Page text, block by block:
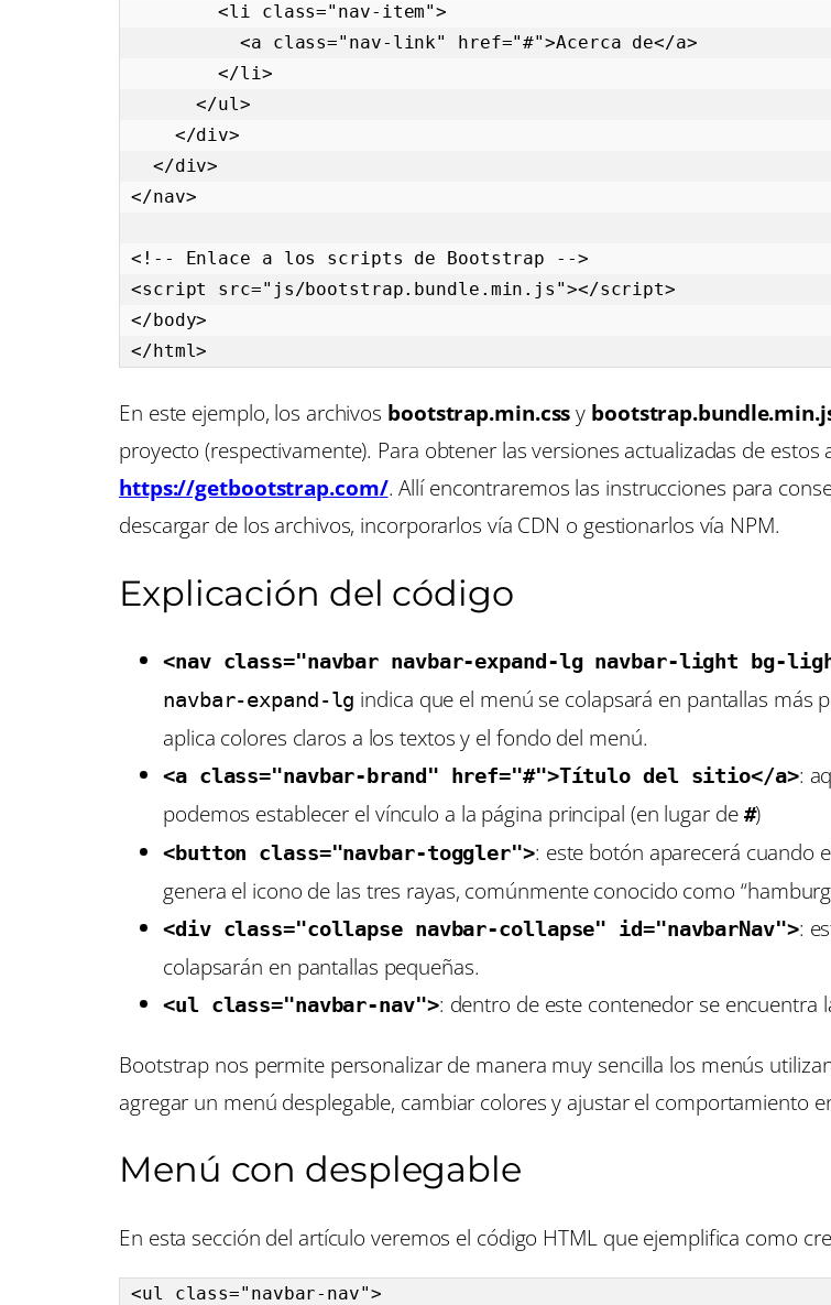
        <li class="nav-item">
        </li>
      </ul>
</nav>
<!-- Enlace a los scripts de Bootstrap -->
<script src="js/bootstrap.bundle.min.js"></script>
</body>
</html>
En este ejemplo, los archivos bootstrap.min.cssy
proyecto (respectivamente). Para obtener las versiones actualizadas de
https://getbootstrap.com/. Allí encontraremos las instrucciones para
descargar de los archivos, incorporarlos vía CDN o gestionarlos vía NPM.
Explicación del código
<nav class="navbar navbar-expand-lg navbar-light bg-
navbar-expand-lg indica que el menú se colapsará en pantallas más
aplica colores claros a los textos y el fondo del menú.
<a class="navbar-brand" href="#">Título del sitio</a>:
podemos establecer el vínculo a la página principal (en lugar de #)
<button class="navbar-toggler">: este botón aparecerá cuando
genera el icono de las tres rayas, comúnmente conocido como
<div class="collapse navbar-collapse" id="navbarNav">:
colapsarán en pantallas pequeñas.
<ul class="navbar-nav">: dentro de este contenedor se encuentra
Bootstrap nos permite personalizar de manera muy sencilla los menús
agregar un menú desplegable, cambiar colores y ajustar el comportamiento
Menú con desplegable
En esta sección del artículo veremos el código HTML que ejemplifica como
<ul class="navbar-nav">